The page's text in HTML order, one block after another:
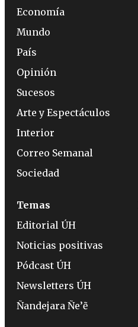
Economía
Mundo
País
Opinión
Sucesos
Arte y Espectáculos
Interior
Correo Semanal
Sociedad
Temas
Editorial ÚH
Noticias positivas
Pódcast ÚH
Newsletters ÚH
Ñandejara Ñe’ẽ